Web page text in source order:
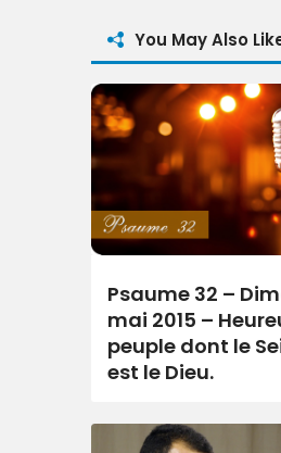
You May Also
Psaume 32 –
mai 2015 –
peuple dont le
est le Dieu.